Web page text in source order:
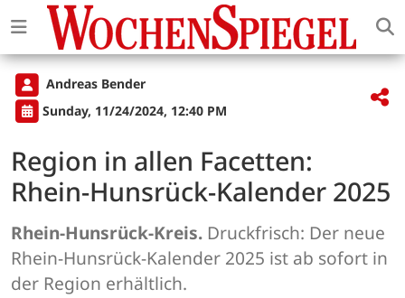
Andreas Bender
Sunday, 11/24/2024, 12:40 PM
Region in allen Facetten:
Rhein-Hunsrück-Kalender 2025
Rhein-Hunsrück-Kreis. Druckfrisch: Der neue
Rhein-Hunsrück-Kalender 2025 ist ab sofort in
der Region erhältlich.